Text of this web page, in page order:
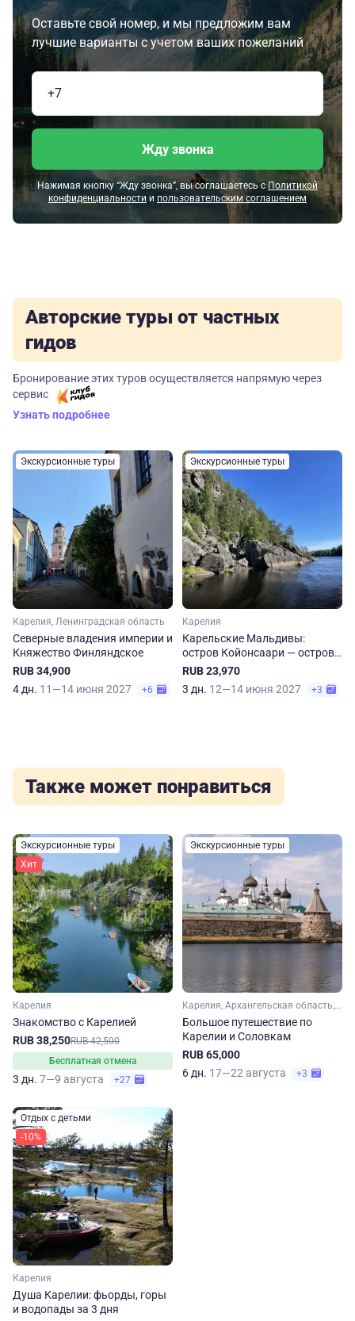
Оставьте свой номер, и мы предложим вам
лучшие варианты с учетом ваших пожеланий
Жду звонка
Нажимая кнопку “Жду звонка”, вы соглашаетесь с Политикой
конфиденциальности и пользовательским соглашением
Авторские туры от частных
гидов
Бронирование этих туров осуществляется напрямую через
сервис
Узнать подробнее
Экскурсионные туры
Карелия, Ленинградская область
Северные владения империи и
Княжество Финляндское
RUB 34,900
4 дн. 11—14 июня 2027 +6
Экскурсионные туры
Карелия
Карельские Мальдивы:
остров Койонсаари — остров
Коневец — Долина водопадов
RUB 23,970
3 дн. 12—14 июня 2027 +3
Также может понравиться
Экскурсионные туры
Хит
Карелия
Знакомство с Карелией
RUB 38,250RUB 42,500
Бесплатная отмена
3 дн. 7—9 августа +27
Экскурсионные туры
Карелия, Архангельская область, Арктика
Большое путешествие по
Карелии и Соловкам
RUB 65,000
6 дн. 17—22 августа +3
Отдых с детьми
-10%
Карелия
Душа Карелии: фьорды, горы
и водопады за 3 дня